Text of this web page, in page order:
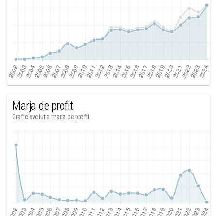
Marja de profit
Grafic evolutie marja de profit